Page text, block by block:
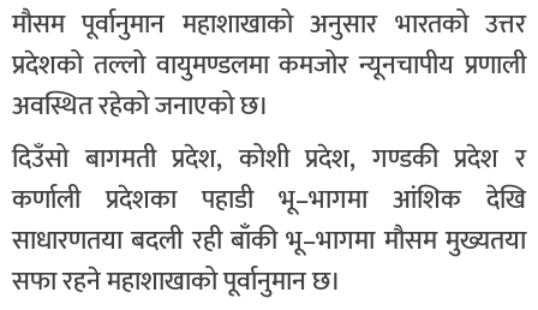
मौसम पूर्वानुमान महाशाखाको अनुसार भारतको उत्तर
प्रदेशको तल्लो वायुमण्डलमा कमजोर न्यूनचापीय प्रणाली
अवस्थित रहेको जनाएको छ।
दिउँसो बागमती प्रदेश, कोशी प्रदेश, गण्डकी प्रदेश र
कर्णाली प्रदेशका पहाडी भू–भागमा आंशिक देखि
साधारणतया बदली रही बाँकी भू–भागमा मौसम मुख्यतया
सफा रहने महाशाखाको पूर्वानुमान छ।